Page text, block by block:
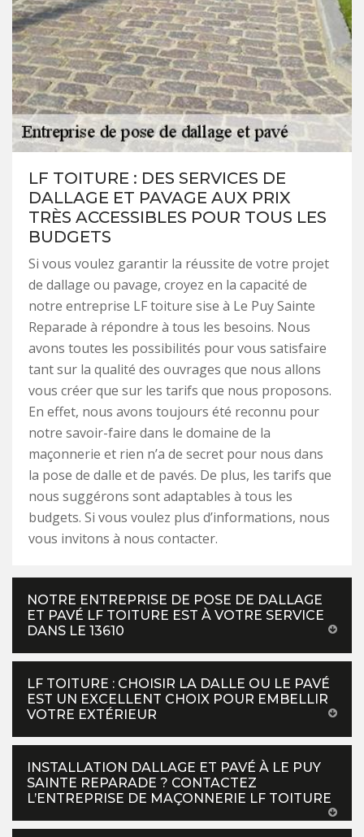
LF TOITURE : DES SERVICES DE
DALLAGE ET PAVAGE AUX PRIX
TRÈS ACCESSIBLES POUR TOUS LES
BUDGETS
Si vous voulez garantir la réussite de votre projet
de dallage ou pavage, croyez en la capacité de
notre entreprise LF toiture sise à Le Puy Sainte
Reparade à répondre à tous les besoins. Nous
avons toutes les possibilités pour vous satisfaire
tant sur la qualité des ouvrages que nous allons
vous créer que sur les tarifs que nous proposons.
En effet, nous avons toujours été reconnu pour
notre savoir-faire dans le domaine de la
maçonnerie et rien n’a de secret pour nous dans
la pose de dalle et de pavés. De plus, les tarifs que
nous suggérons sont adaptables à tous les
budgets. Si vous voulez plus d’informations, nous
vous invitons à nous contacter.
NOTRE ENTREPRISE DE POSE DE DALLAGE
ET PAVÉ LF TOITURE EST À VOTRE SERVICE
DANS LE 13610
LF TOITURE : CHOISIR LA DALLE OU LE PAVÉ
EST UN EXCELLENT CHOIX POUR EMBELLIR
VOTRE EXTÉRIEUR
INSTALLATION DALLAGE ET PAVÉ À LE PUY
SAINTE REPARADE ? CONTACTEZ
L’ENTREPRISE DE MAÇONNERIE LF TOITURE